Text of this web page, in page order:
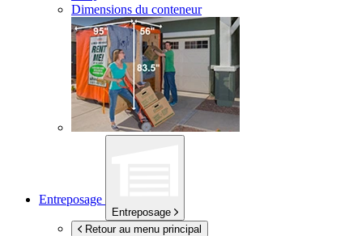
Dimensions du conteneur
Entreposage
Entreposage
Retour au menu principal